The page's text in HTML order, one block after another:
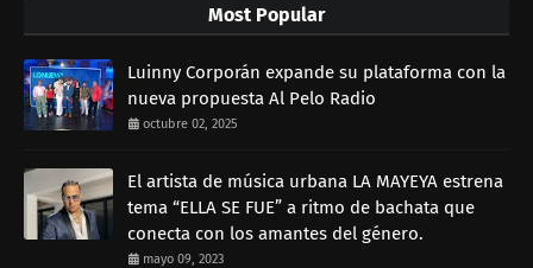
Most Popular
Luinny Corporán expande su plataforma con la
nueva propuesta Al Pelo Radio
octubre 02, 2025
El artista de música urbana LA MAYEYA estrena
tema “ELLA SE FUE” a ritmo de bachata que
conecta con los amantes del género.
mayo 09, 2023